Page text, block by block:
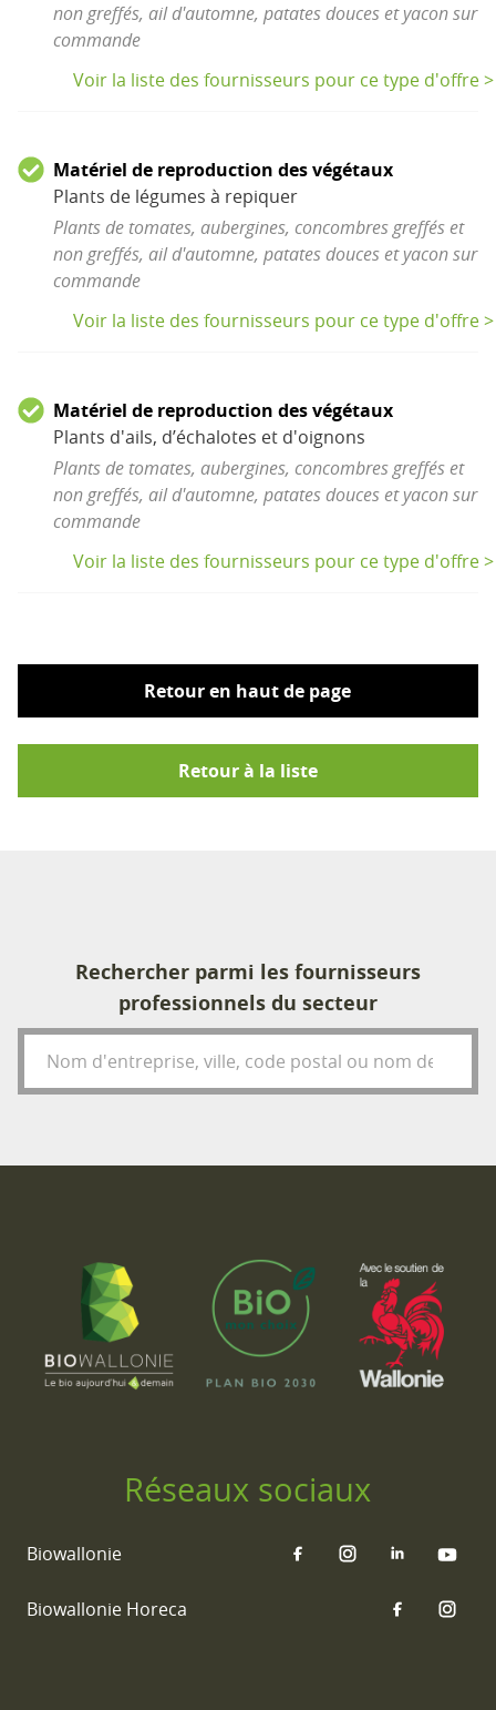
non greffés, ail d'automne, patates douces et yacon sur
commande
Voir la liste des fournisseurs pour ce type d'offre >
Matériel de reproduction des végétaux
Plants de légumes à repiquer
Plants de tomates, aubergines, concombres greffés et
non greffés, ail d'automne, patates douces et yacon sur
commande
Voir la liste des fournisseurs pour ce type d'offre >
Matériel de reproduction des végétaux
Plants d'ails, d’échalotes et d'oignons
Plants de tomates, aubergines, concombres greffés et
non greffés, ail d'automne, patates douces et yacon sur
commande
Voir la liste des fournisseurs pour ce type d'offre >
Retour en haut de page
Retour à la liste
Rechercher parmi les fournisseurs
professionnels du secteur
Réseaux sociaux
Biowallonie
Biowallonie Horeca